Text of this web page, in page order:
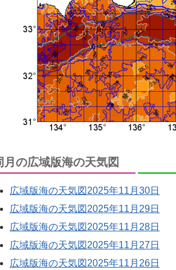
月の広域版海の天気図
広域版海の天気図2025年11月30日
広域版海の天気図2025年11月29日
広域版海の天気図2025年11月28日
広域版海の天気図2025年11月27日
広域版海の天気図2025年11月26日